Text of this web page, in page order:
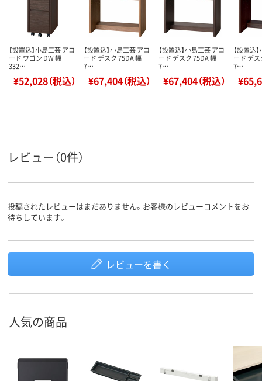
【設置込】小島工芸 アコ
ード ワゴン DW 幅
332…
¥52,028（税込）
【設置込】小島工芸 アコ
ード デスク 75DA 幅
7…
¥67,404（税込）
【設置込】小島工芸 アコ
ード デスク 75DA 幅
7…
¥67,404（税込）
【設置込
ード デ
7…
レビュー（0件）
投稿されたレビューはまだありません。お客様のレビューコメントをお
待ちしています。
レビューを書く
人気の商品